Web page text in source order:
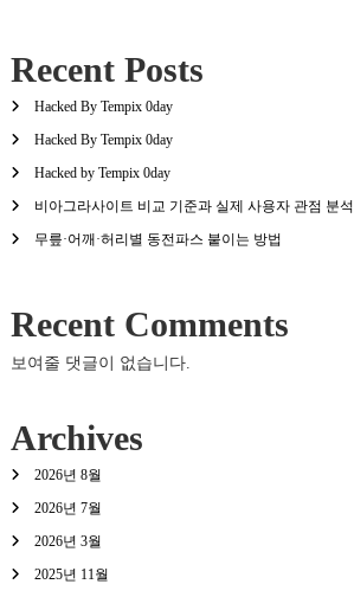
Recent Posts
Hacked By Tempix 0day
Hacked By Tempix 0day
Hacked by Tempix 0day
비아그라사이트 비교 기준과 실제 사용자 관점 분석
무릎·어깨·허리별 동전파스 붙이는 방법
Recent Comments
보여줄 댓글이 없습니다.
Archives
2026년 8월
2026년 7월
2026년 3월
2025년 11월